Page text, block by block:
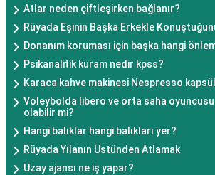
Atlar neden çiftleşirken bağlanır?
Rüyada Eşinin Başka Erkekle
Donanım koruması için başka hangi
Psikanalitik kuram nedir kpss?
Karaca kahve makinesi Nespresso
Voleybolda libero ve orta saha oyuncusu
olabilir mi?
Hangi balıklar hangi balıkları yer?
Rüyada Yılanın Üstünden Atlamak
Uzay ajansı ne iş yapar?